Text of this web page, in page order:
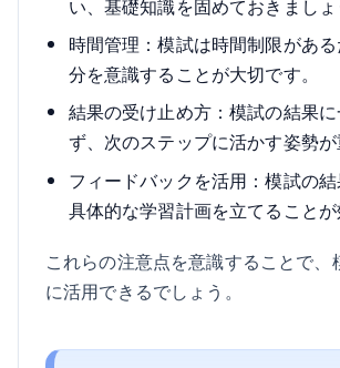
い、基礎知識を固めておきましょ
時間管理：模試は時間制限があ
分を意識することが大切です。
結果の受け止め方：模試の結果
ず、次のステップに活かす姿勢が
フィードバックを活用：模試の結
具体的な学習計画を立てることが
これらの注意点を意識することで、
に活用できるでしょう。